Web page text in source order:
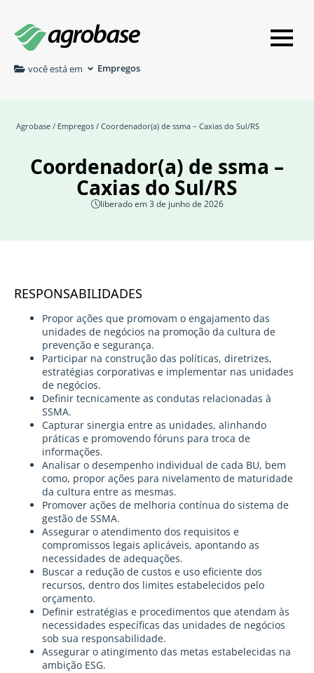
você está em Empregos
Agrobase / Empregos / Coordenador(a) de ssma – Caxias do Sul/RS
Coordenador(a) de ssma –
Caxias do Sul/RS
liberado em 3 de junho de 2026
RESPONSABILIDADES
Propor ações que promovam o engajamento das
unidades de negócios na promoção da cultura de
prevenção e segurança.
Participar na construção das políticas, diretrizes,
estratégias corporativas e implementar nas unidades
de negócios.
Definir tecnicamente as condutas relacionadas à
SSMA.
Capturar sinergia entre as unidades, alinhando
práticas e promovendo fóruns para troca de
informações.
Analisar o desempenho individual de cada BU, bem
como, propor ações para nivelamento de maturidade
da cultura entre as mesmas.
Promover ações de melhoria contínua do sistema de
gestão de SSMA.
Assegurar o atendimento dos requisitos e
compromissos legais aplicáveis, apontando as
necessidades de adequações.
Buscar a redução de custos e uso eficiente dos
recursos, dentro dos limites estabelecidos pelo
orçamento.
Definir estratégias e procedimentos que atendam às
necessidades específicas das unidades de negócios
sob sua responsabilidade.
Assegurar o atingimento das metas estabelecidas na
ambição ESG.